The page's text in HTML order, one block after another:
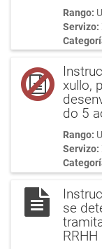
Rango:
Servizo:
xullo,
do 5
Rango:
Servizo:
se
RRHH